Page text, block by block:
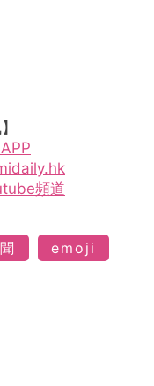
頻道
emoji